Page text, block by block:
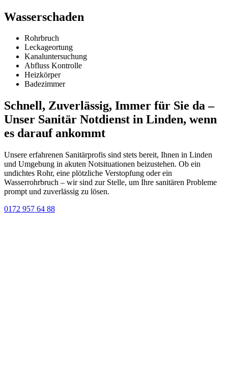
Wasserschaden
Rohrbruch
Leckageortung
Kanaluntersuchung
Abfluss Kontrolle
Heizkörper
Badezimmer
Schnell, Zuverlässig, Immer für Sie da –
Unser Sanitär Notdienst in Linden, wenn
es darauf ankommt
Unsere erfahrenen Sanitärprofis sind stets bereit, Ihnen in Linden
und Umgebung in akuten Notsituationen beizustehen. Ob ein
undichtes Rohr, eine plötzliche Verstopfung oder ein
Wasserrohrbruch – wir sind zur Stelle, um Ihre sanitären Probleme
prompt und zuverlässig zu lösen.
0172 957 64 88